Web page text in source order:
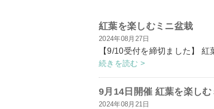
紅葉を楽しむミニ盆栽
2024年08月27日
【9/10受付を締切ました】
続きを読む >
9月14日開催 紅葉を楽しむ
2024年08月21日